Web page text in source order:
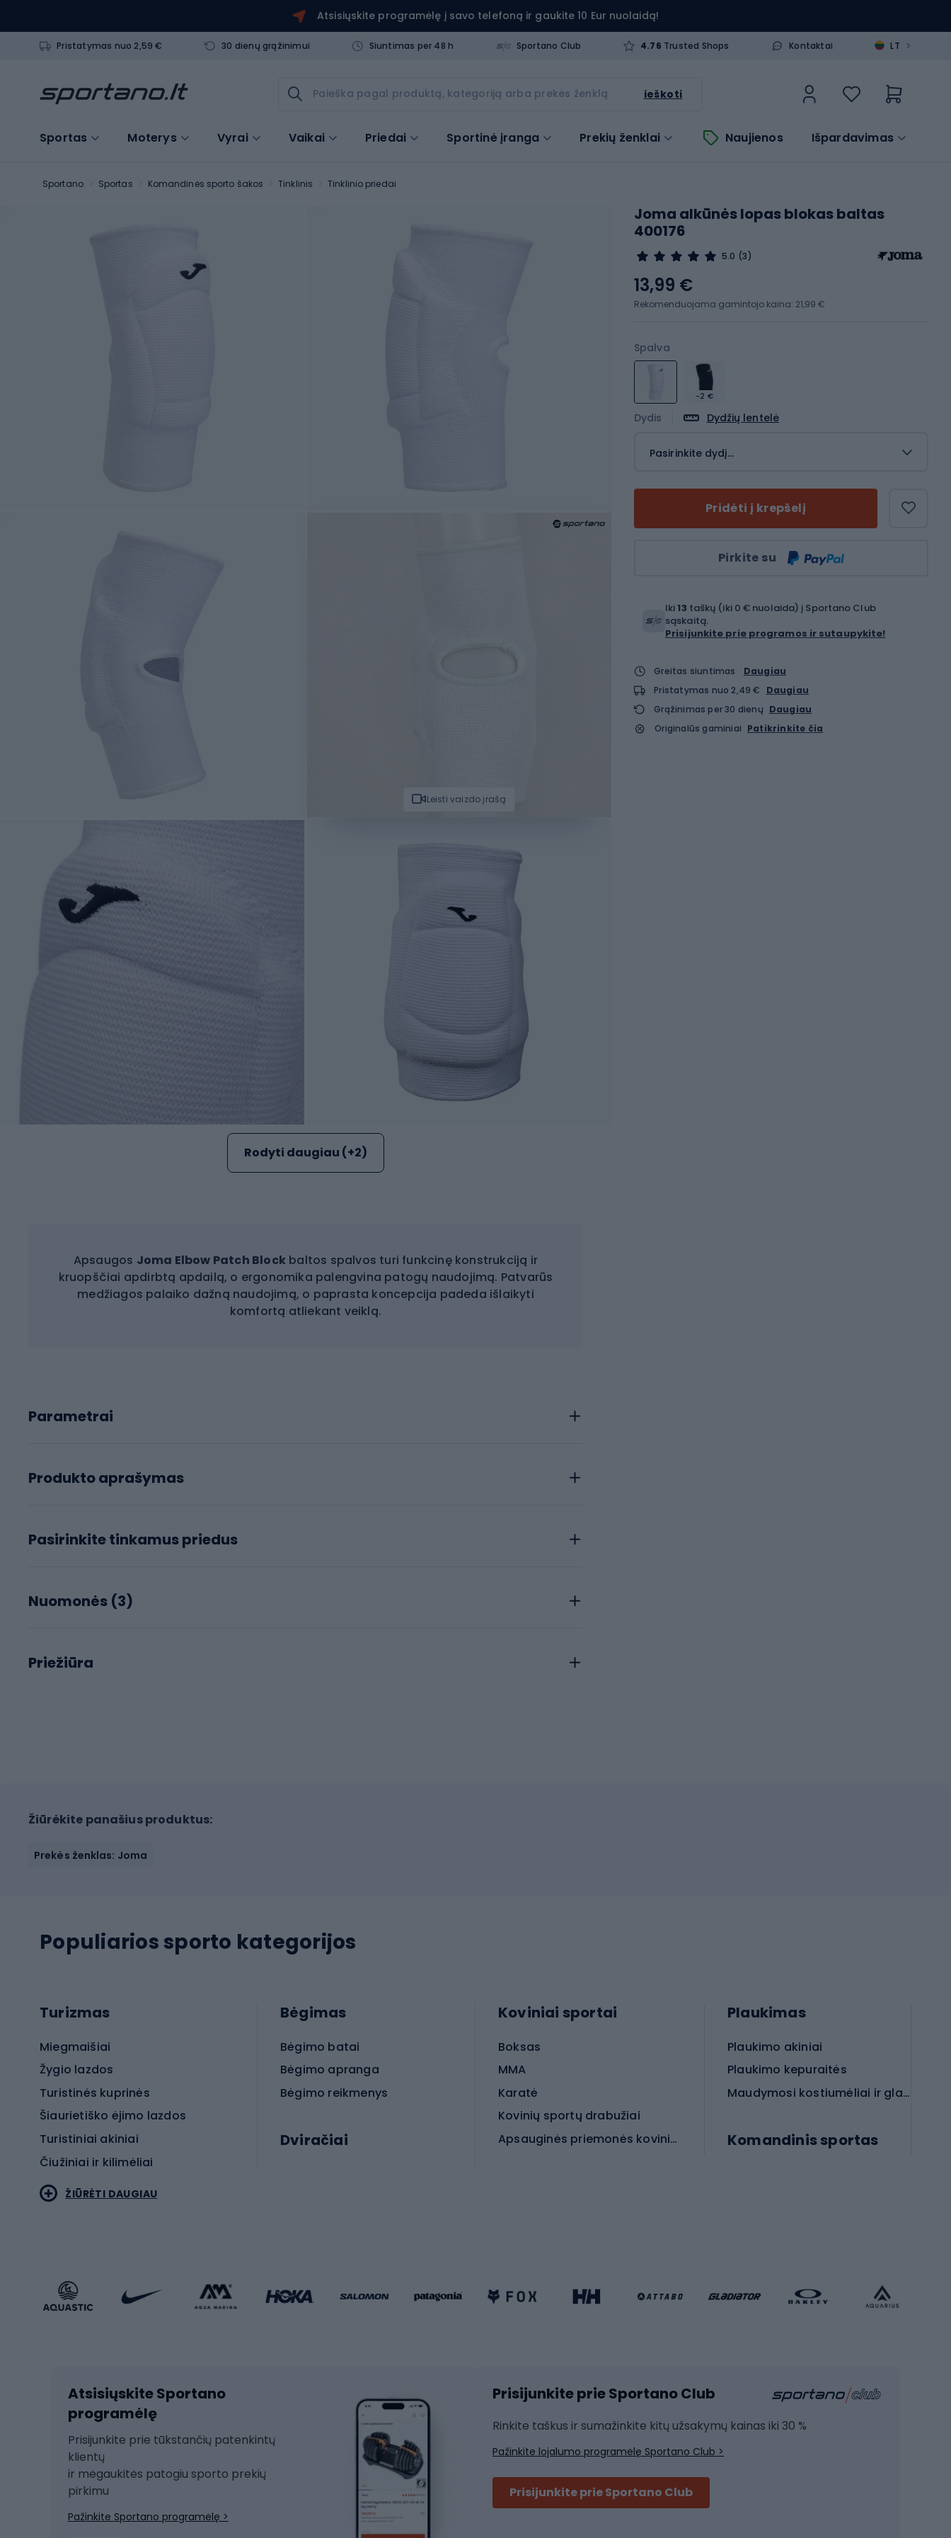
Atsisiųskite programėlę į savo telefoną ir gaukite 10 Eur nuolaidą!
Pristatymas nuo 2,59 € 30 dienų grąžinimui Siuntimas per 48 h Sportano Club 4.76 Trusted Shops Kontaktai LT >
ieškoti
Sportas Moterys Vyrai Vaikai Priedai Sportinė įranga Prekių ženklai Naujienos Išpardavimas
Sportano Sportas Komandinės sporto šakos Tinklinis Tinklinio priedai
Leisti vaizdo įrašą
Rodyti daugiau (+2)
Apsaugos Joma Elbow Patch Block baltos spalvos turi funkcinę konstrukciją ir
kruopščiai apdirbtą apdailą, o ergonomika palengvina patogų naudojimą. Patvarūs
medžiagos palaiko dažną naudojimą, o paprasta koncepcija padeda išlaikyti
komfortą atliekant veiklą.
Parametrai
Produkto aprašymas
Pasirinkite tinkamus priedus
Nuomonės (3)
Priežiūra
Joma alkūnės lopas blokas baltas
400176
5.0 (3)
Spalva
-2 €
Dydis Dydžių lentelė
Pasirinkite dydį...
Pridėti į krepšelį
Pirkite su
13,99 €
Rekomenduojama gamintojo kaina: 21,99 €
Iki13 taškų (iki 0 € nuolaida) į Sportano Club
sąskaitą.
Prisijunkite prie programos ir sutaupykite!
Greitas siuntimas
Daugiau
Pristatymas nuo 2,49 €
Daugiau
Grąžinimas per 30 dienų Daugiau
Originalūs gaminiai Patikrinkite čia
Žiūrėkite panašius produktus:
Prekės ženklas: Joma
Populiarios sporto kategorijos
Turizmas
Miegmaišiai
Žygio lazdos
Turistinės kuprinės
Šiaurietiško ėjimo lazdos
Turistiniai akiniai
Čiužiniai ir kilimėliai
Sportinio stiliaus avalynė
Sportinio stiliaus aksesuarai
Čiuožimas
Rogės
Žygio batai
Alpinizmo batai
Bėgimas
Bėgimo batai
Bėgimo apranga
Bėgimo reikmenys
Dviračiai
Vaikiški dviračiai
Dviračių marškinėliai
Dviračių kelnės
Dviračių striukės
Dviračių džemperiai
Dviračių kepurės
Koviniai sportai
Boksas
MMA
Karatė
Kovinių sportų drabužiai
Apsauginės priemonės koviniam sportui
Riedučiai
Rakečių sportas
Badmintonas
Stalo tenisas
Tenisas
Plaukimas
Plaukimo akiniai
Plaukimo kepuraitės
Maudymosi kostiumėliai ir glaudės
Komandinis sportas
Krepšinio apranga
Jėgos įranga
Joga
ŽIŪRĖTI DAUGIAU
Atsisiųskite Sportano
programėlę
Prisijunkite prie tūkstančių patenkintų
klientų
ir mėgaukitės patogiu sporto prekių
pirkimu
Pažinkite Sportano programėlę >
Prisijunkite prie Sportano Club
Rinkite taškus ir sumažinkite kitų užsakymų kainas iki 30 %
Pažinkite lojalumo programėlę Sportano Club >
Prisijunkite prie Sportano Club